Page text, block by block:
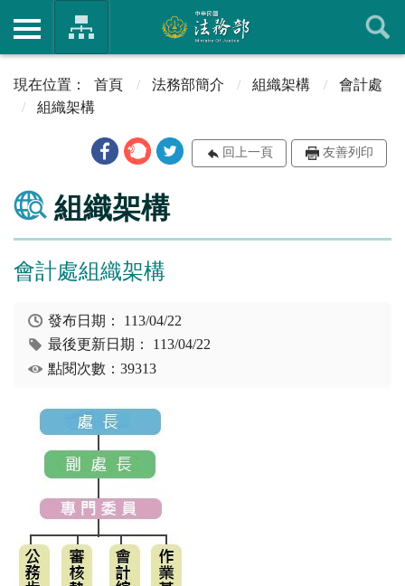
首頁 法務部簡介 組織架構
會計處
組織架構
回上一頁 友善列印
組織架構
會計處組織架構
發布日期： 113/04/22
最後更新日期： 113/04/22
點閱次數：39313